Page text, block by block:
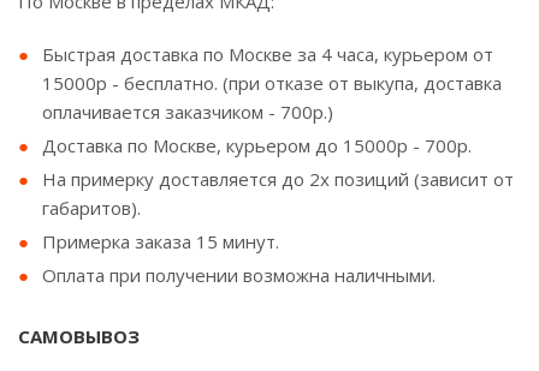
Быстрая доставка по Москве за 4 часа, курьером от
15000р - бесплатно. (при отказе от выкупа, доставка
оплачивается заказчиком - 700р.)
Доставка по Москве, курьером до 15000р - 700р.
На примерку доставляется до 2х позиций (зависит от
габаритов).
Примерка заказа 15 минут.
Оплата при получении возможна наличными.
САМОВЫВОЗ